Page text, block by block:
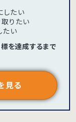
したい
りたい
たい
標を達成するまで
見る